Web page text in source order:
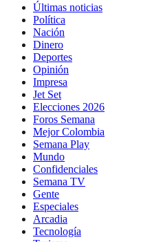
Últimas noticias
Política
Nación
Dinero
Deportes
Opinión
Impresa
Jet Set
Elecciones 2026
Foros Semana
Mejor Colombia
Semana Play
Mundo
Confidenciales
Semana TV
Gente
Especiales
Arcadia
Tecnología